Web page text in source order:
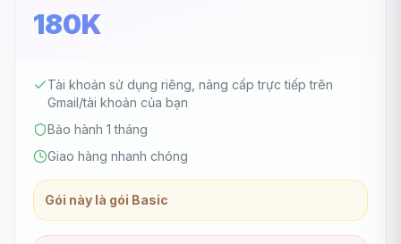
180K
Tài khoản sử dụng riêng, nâng cấp trực tiếp trên
Gmail/tài khoản của bạn
Bảo hành 1 tháng
Giao hàng nhanh chóng
Gói này là gói Basic